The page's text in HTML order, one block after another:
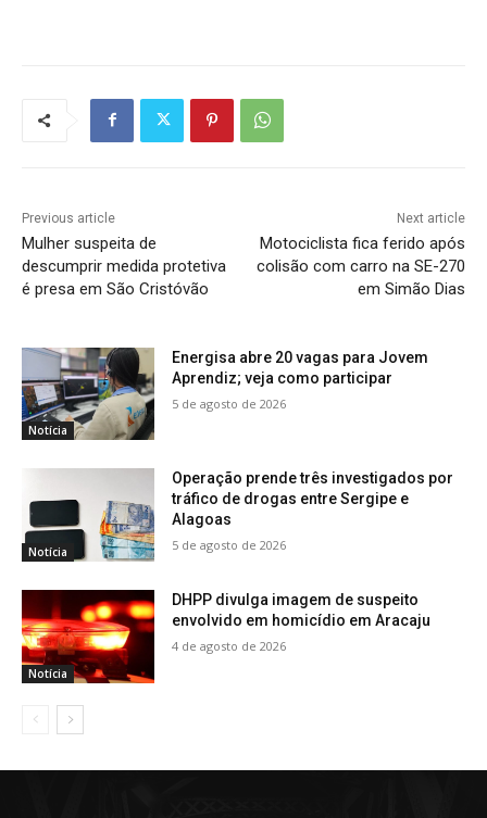
Previous article
Mulher suspeita de
descumprir medida protetiva
é presa em São Cristóvão
Next article
Motociclista fica ferido após
colisão com carro na SE-270
em Simão Dias
Notícia
Energisa abre 20 vagas para Jovem
Aprendiz; veja como participar
5 de agosto de 2026
Notícia
Operação prende três investigados por
tráfico de drogas entre Sergipe e
Alagoas
5 de agosto de 2026
Notícia
DHPP divulga imagem de suspeito
envolvido em homicídio em Aracaju
4 de agosto de 2026